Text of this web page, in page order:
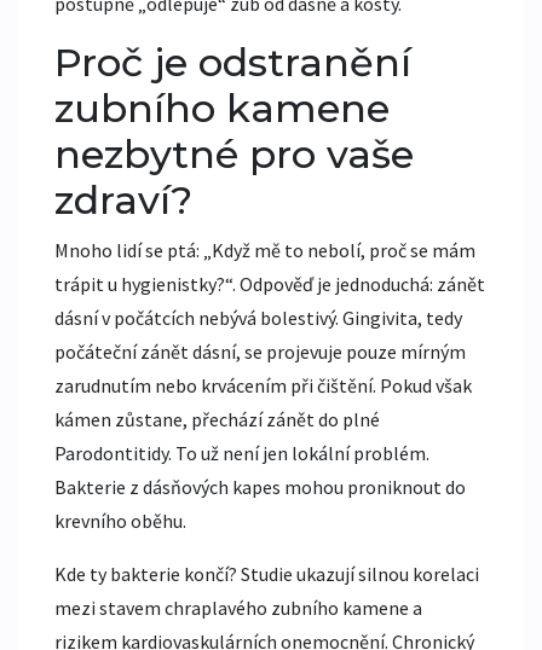
Proč je odstranění
zubního kamene
nezbytné pro vaše
zdraví?
Mnoho lidí se ptá: „Když mě to nebolí, proč se mám
trápit u hygienistky?“. Odpověď je jednoduchá: zánět
dásní v počátcích nebývá bolestivý. Gingivita, tedy
počáteční zánět dásní, se projevuje pouze mírným
zarudnutím nebo krvácením při čištění. Pokud však
kámen zůstane, přechází zánět do plné
Parodontitidy. To už není jen lokální problém.
Bakterie z dásňových kapes mohou proniknout do
krevního oběhu.
Kde ty bakterie končí? Studie ukazují silnou korelaci
mezi stavem chraplavého zubního kamene a
rizikem kardiovaskulárních onemocnění. Chronický